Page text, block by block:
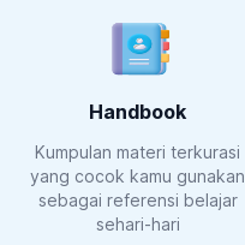
Handbook
Kumpulan materi terkurasi
yang cocok kamu gunakan
sebagai referensi belajar
sehari-hari